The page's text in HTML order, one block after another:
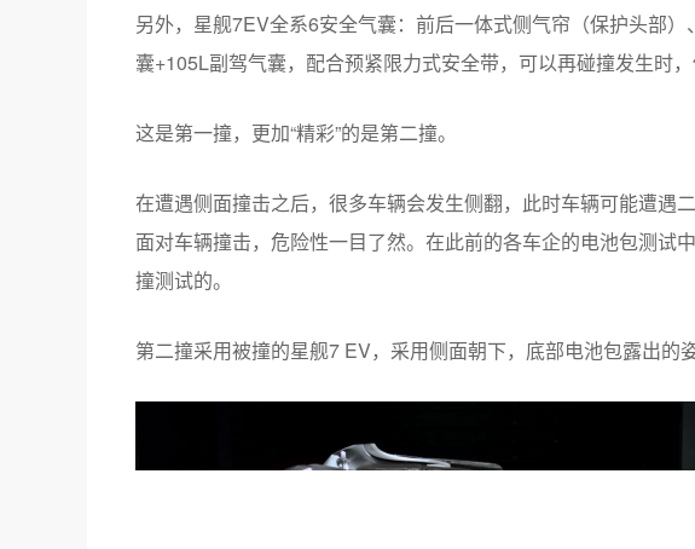
另外，星舰7EV全系6安全气囊：前后一体式侧气帘（保护头部
囊+105L副驾气囊，配合预紧限力式安全带，可以再碰撞发生时，
这是第一撞，更加“精彩”的是第二撞。
在遭遇侧面撞击之后，很多车辆会发生侧翻，此时车辆可能遭
面对车辆撞击，危险性一目了然。在此前的各车企的电池包测试
撞测试的。
第二撞采用被撞的星舰7 EV，采用侧面朝下，底部电池包露出的